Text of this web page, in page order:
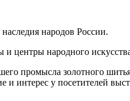
народов России.
народного
промысла золотного
интерес у посетителей